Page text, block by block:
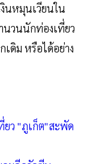
นหมุนเวียนใน
นวนนักท่องเที่ยว
ดิม หรือได้อย่าง
ยว "ภูเก็ต"สะพัด